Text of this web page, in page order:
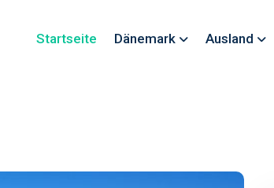
Startseite Dänemark Ausland